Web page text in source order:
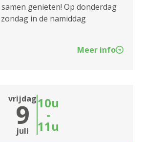
genieten! Op donderdag
in de namiddag
Meer info
vrijdag
9
juli
10u
-
11u